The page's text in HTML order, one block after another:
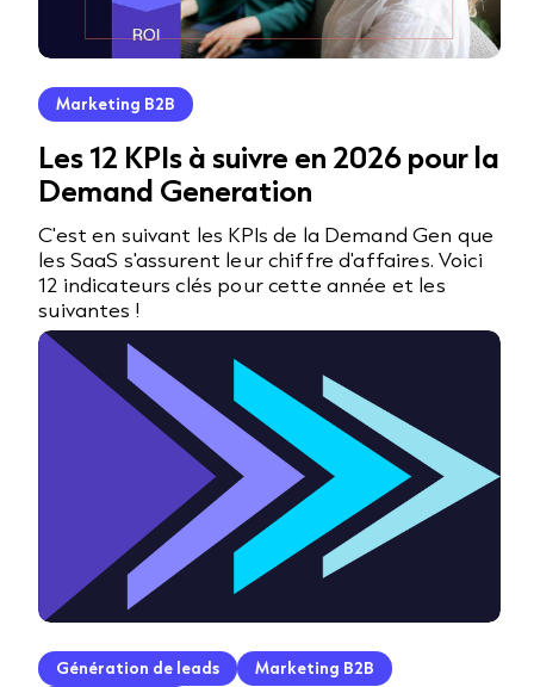
Marketing B2B
Les 12 KPIs à suivre en 2026 pour la
Demand Generation
C'est en suivant les KPIs de la Demand Gen que
les SaaS s'assurent leur chiffre d'affaires. Voici
12 indicateurs clés pour cette année et les
suivantes !
Génération de leads
Marketing B2B